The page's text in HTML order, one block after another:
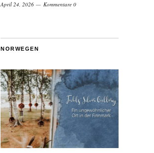
April 24, 2026 Kommentare 0
NORWEGEN